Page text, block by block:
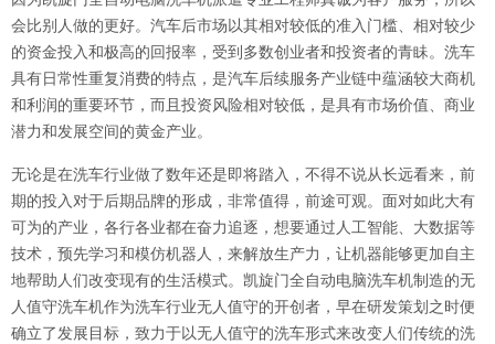
会比别人做的更好。汽车后市场以其相对较低的准入门槛、相对较少
的资金投入和极高的回报率，受到多数创业者和投资者的青眛。洗车
具有日常性重复消费的特点，是汽车后续服务产业链中蕴涵较大商机
和利润的重要环节，而且投资风险相对较低，是具有市场价值、商业
潜力和发展空间的黄金产业。
无论是在洗车行业做了数年还是即将踏入，不得不说从长远看来，前
期的投入对于后期品牌的形成，非常值得，前途可观。面对如此大有
可为的产业，各行各业都在奋力追逐，想要通过人工智能、大数据等
技术，预先学习和模仿机器人，来解放生产力，让机器能够更加自主
地帮助人们改变现有的生活模式。凯旋门全自动电脑洗车机制造的无
人值守洗车机作为洗车行业无人值守的开创者，早在研发策划之时便
确立了发展目标，致力于以无人值守的洗车形式来改变人们传统的洗